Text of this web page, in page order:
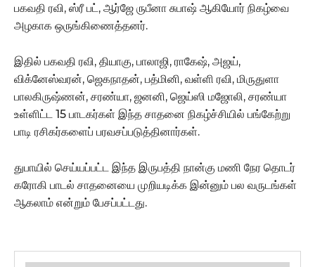
பகவதி ரவி, ஸ்ரீ பட், ஆர்ஜே ருபீனா சுபாஷ் ஆகியோர் நிகழ்வை
அழகாக ஒருங்கிணைத்தனர்.
இதில் பகவதி ரவி, தியாகு, பாலாஜி, ராகேஷ், அஜய்,
விக்னேஸ்வரன், ஜெகநாதன், பத்மினி, வள்ளி ரவி, மிருதுளா
பாலகிருஷ்ணன், சரண்யா, ஜனனி, ஜெய்ஸி மஜோலி, சரண்யா
உள்ளிட்ட 15 பாடகர்கள் இந்த சாதனை நிகழ்ச்சியில் பங்கேற்று
பாடி ரசிகர்களைப் பரவசப்படுத்தினார்கள்.
துபாயில் செய்யப்பட்ட இந்த இருபத்தி நான்கு மணி நேர தொடர்
கரோகி பாடல் சாதனையை முறியடிக்க இன்னும் பல வருடங்கள்
ஆகலாம் என்றும் பேசப்பட்டது.